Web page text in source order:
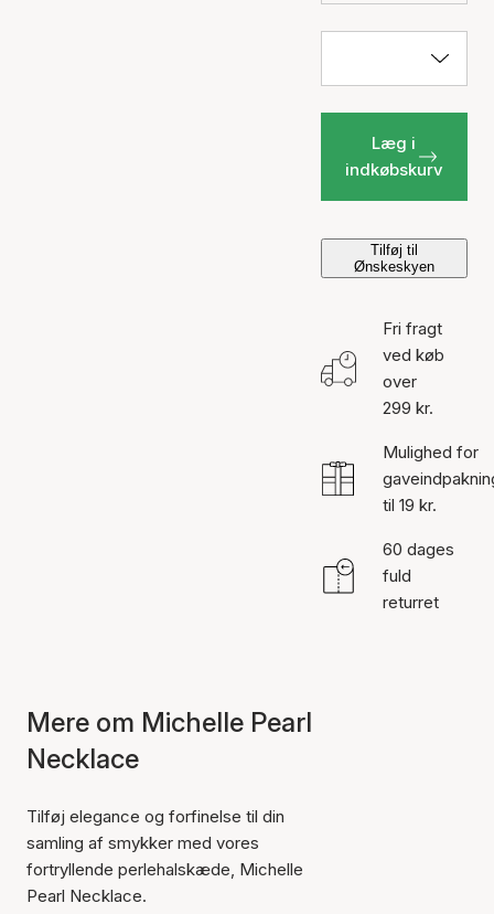
Læg i
indkøbskurv
Tilføj til
Ønskeskyen
Fri fragt
ved køb
over
299 kr.
Mulighed for
til 19 kr.
60 dages
fuld
returret
Mere om Michelle Pearl
Necklace
Tilføj elegance og forfinelse til din
samling af smykker med vores
fortryllende perlehalskæde, Michelle
Pearl Necklace.